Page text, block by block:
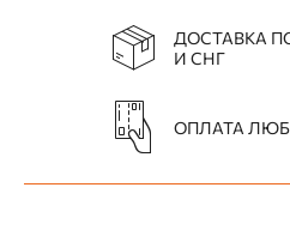
ДОСТАВКА
И СНГ
ОПЛАТА